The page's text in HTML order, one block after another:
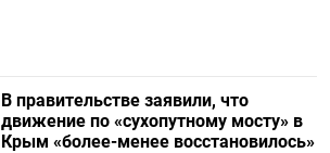
В правительстве заявили, что
движение по «сухопутному мосту» в
Крым «более-менее восстановилось»